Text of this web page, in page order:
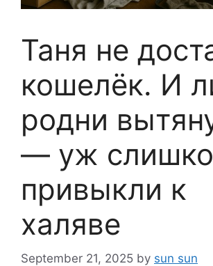
Таня не
кошелёк. И
родни
— уж
привыкли к
халяве
September 21, 2025 by sun sun